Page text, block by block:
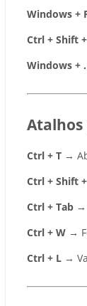
Windows +
Ctrl + Shift
Windows +
Atalhos
Ctrl + T →
Ctrl + Shift
Ctrl + Tab →
Ctrl + W →
Ctrl + L →